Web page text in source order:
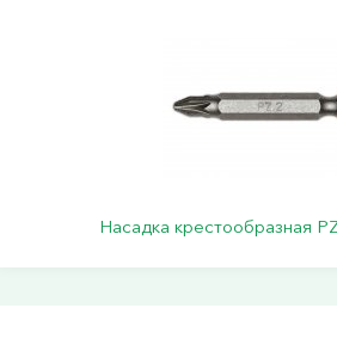
Насадка крестообразная